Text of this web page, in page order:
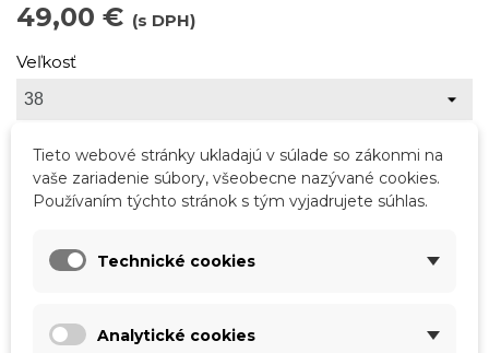
49,00 € (s DPH)
Veľkosť
Kód: R8-LR51-551
Tieto webové stránky ukladajú v súlade so zákonmi na
vaše zariadenie súbory, všeobecne nazývané cookies.
Používaním týchto stránok s tým vyjadrujete súhlas.
Technické cookies
Analytické cookies